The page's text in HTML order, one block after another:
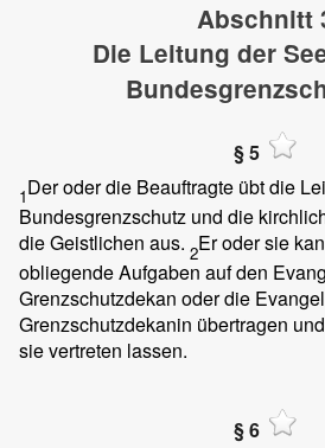
Abschnitt
Die Leitung der
§ 5
1Der oder die Beauftragte übt die
Bundesgrenzschutz und die
die Geistlichen aus. 2Er oder sie
obliegende Aufgaben auf den
Grenzschutzdekan oder die
Grenzschutzdekanin übertragen
sie vertreten lassen.
§ 6